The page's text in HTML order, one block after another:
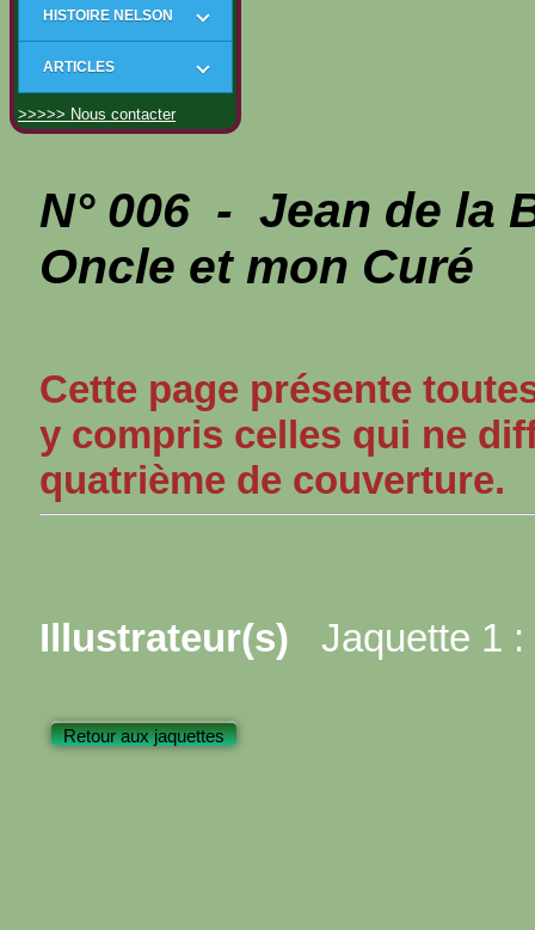
HISTOIRE NELSON
ARTICLES
>>>>> Nous contacter
N° 006 - Jean de la
Oncle et mon Curé
Cette page présente
y compris celles qui ne
quatrième de couverture.
Illustrateur(s) Jaquette 1 :
Retour aux jaquettes